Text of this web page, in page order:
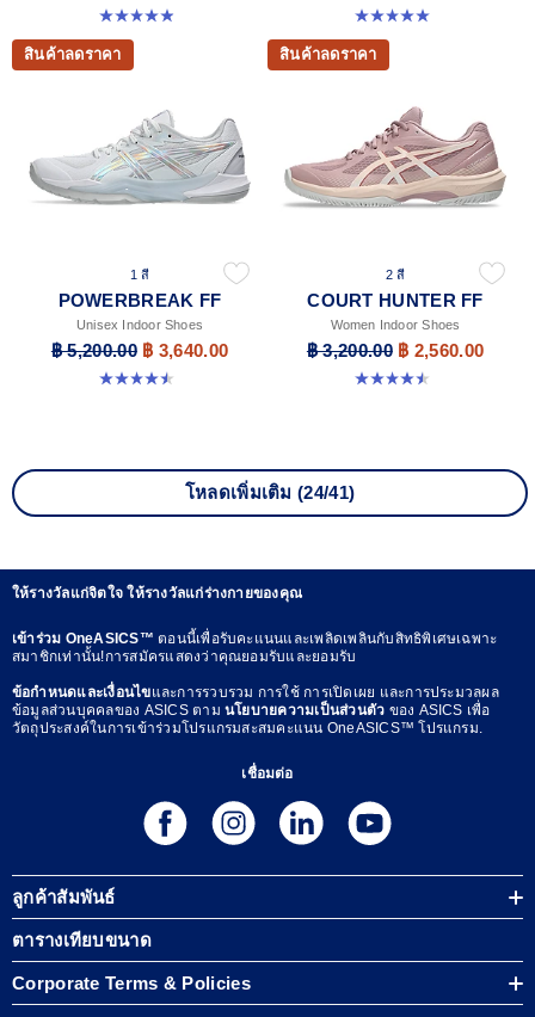
4.9 จาก 5 ดาว 10 รีวิว 5.0 จาก 5 ดาว 1 รีวิว
สินค้าลดราคา
1 สี
POWERBREAK FF
Unisex Indoor Shoes
฿ 5,200.00 ฿ 3,640.00
4.5 จาก 5 ดาว 2 รีวิว
สินค้าลดราคา
2 สี
COURT HUNTER FF
Women Indoor Shoes
฿ 3,200.00 ฿ 2,560.00
4.5 จาก 5 ดาว 21 รีวิว
โหลดเพิ่มเติม (24/41)
ให้รางวัลแก่จิตใจ ให้รางวัลแก่ร่างกายของคุณ
เข้าร่วม OneASICS™ตอนนี้เพื่อรับคะแนนและเพลิดเพลินกับสิทธิพิเศษเฉพาะ
สมาชิกเท่านั้น!การสมัครแสดงว่าคุณยอมรับและยอมรับ
ข้อกำหนดและเงื่อนไขและการรวบรวม การใช้ การเปิดเผย และการประมวลผล
ข้อมูลส่วนบุคคลของ ASICS ตาม นโยบายความเป็นส่วนตัว ของ ASICS เพื่อ
วัตถุประสงค์ในการเข้าร่วมโปรแกรมสะสมคะแนน OneASICS™ โปรแกรม.
เชื่อมต่อ
ลูกค้าสัมพันธ์
ตารางเทียบขนาด
Corporate Terms & Policies